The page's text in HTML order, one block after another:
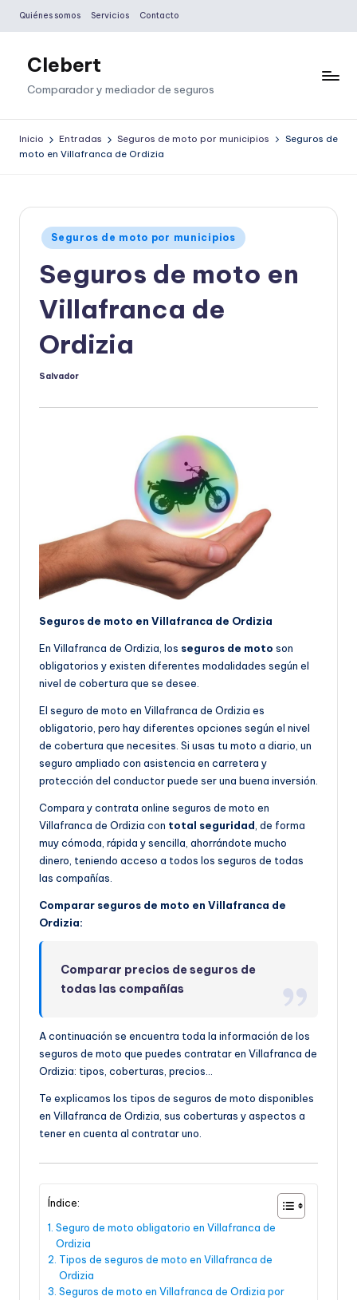
Saltar
contenido
Quiénes somos Servicios Contacto
Clebert
Comparador y mediador de seguros
Inicio Entradas Seguros de moto por municipios
Seguros de
moto en Villafranca de Ordizia
Publicado
en
Seguros de moto por municipios
Seguros de moto en
Villafranca de
Ordizia
Publicado
Salvador
Seguros de moto en Villafranca de Ordizia
En Villafranca de Ordizia, los seguros de moto son
obligatorios y existen diferentes modalidades según el
nivel de cobertura que se desee.
El seguro de moto en Villafranca de Ordizia es
obligatorio, pero hay diferentes opciones según el nivel
de cobertura que necesites. Si usas tu moto a diario, un
seguro ampliado con asistencia en carretera y
protección del conductor puede ser una buena inversión.
Compara y contrata online seguros de moto en
Villafranca de Ordizia con total seguridad, de forma
muy cómoda, rápida y sencilla, ahorrándote mucho
dinero, teniendo acceso a todos los seguros de todas
las compañías.
Comparar seguros de moto en Villafranca de
Ordizia:
Comparar precios de seguros de
todas las compañías
A continuación se encuentra toda la información de los
seguros de moto que puedes contratar en Villafranca de
Ordizia: tipos, coberturas, precios…
Te explicamos los tipos de seguros de moto disponibles
en Villafranca de Ordizia, sus coberturas y aspectos a
tener en cuenta al contratar uno.
Índice:
Seguro de moto obligatorio en Villafranca de
Ordizia
Tipos de seguros de moto en Villafranca de
Ordizia
Seguros de moto en Villafranca de Ordizia por